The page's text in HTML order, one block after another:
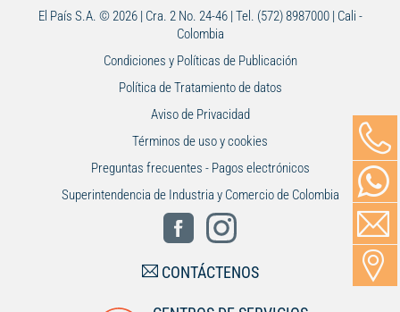
El País S.A. © 2026 | Cra. 2 No. 24-46 | Tel. (572) 8987000 | Cali -
Colombia
Condiciones y Políticas de Publicación
Política de Tratamiento de datos
Aviso de Privacidad
Términos de uso y cookies
Preguntas frecuentes - Pagos electrónicos
Superintendencia de Industria y Comercio de Colombia
CONTÁCTENOS